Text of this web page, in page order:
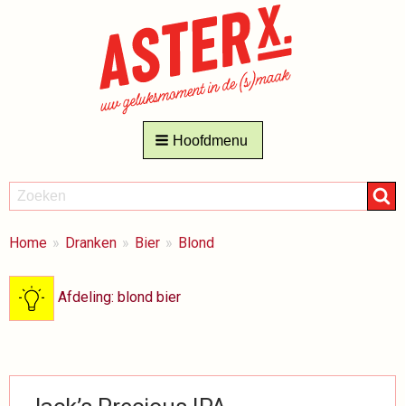
Hoofdmenu
ZOEKEN
Zoeken
BREADCRUMBS
Je
hier:
Home Dranken Bier Blond
Afdeling: blond bier